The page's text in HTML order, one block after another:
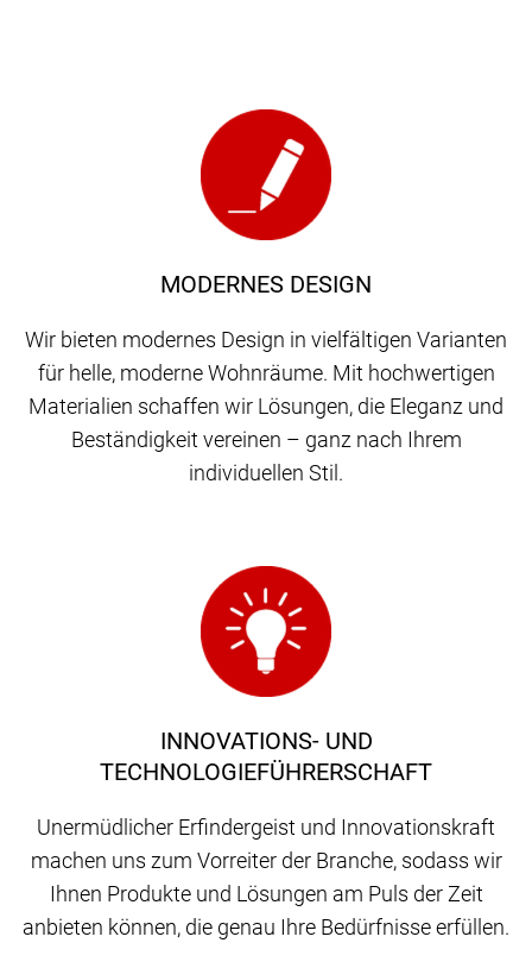
MODERNES DESIGN
Wir bieten modernes Design in vielfältigen Varianten
für helle, moderne Wohnräume. Mit hochwertigen
Materialien schaffen wir Lösungen, die Eleganz und
Beständigkeit vereinen – ganz nach Ihrem
individuellen Stil.
INNOVATIONS- UND
TECHNOLOGIEFÜHRERSCHAFT
Unermüdlicher Erfindergeist und Innovationskraft
machen uns zum Vorreiter der Branche, sodass wir
Ihnen Produkte und Lösungen am Puls der Zeit
anbieten können, die genau Ihre Bedürfnisse erfüllen.